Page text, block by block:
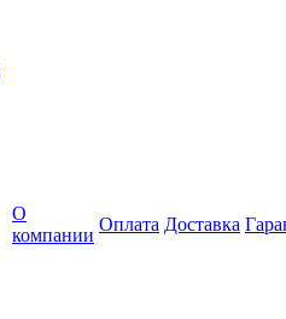
О
компании
Оплата Доставка